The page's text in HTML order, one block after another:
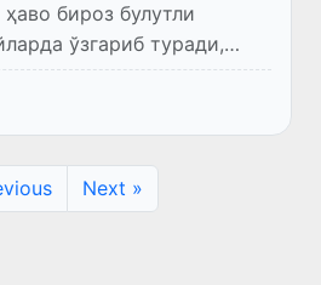
бироз булутли
ўзгариб туради,
Шамол шарқдан
эсади. Ҳарорат
илиқ,...
Next »